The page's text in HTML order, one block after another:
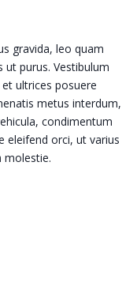
gravida, leo quam
purus. Vestibulum
ultrices posuere
metus interdum,
condimentum
eleifend orci, ut varius
molestie.